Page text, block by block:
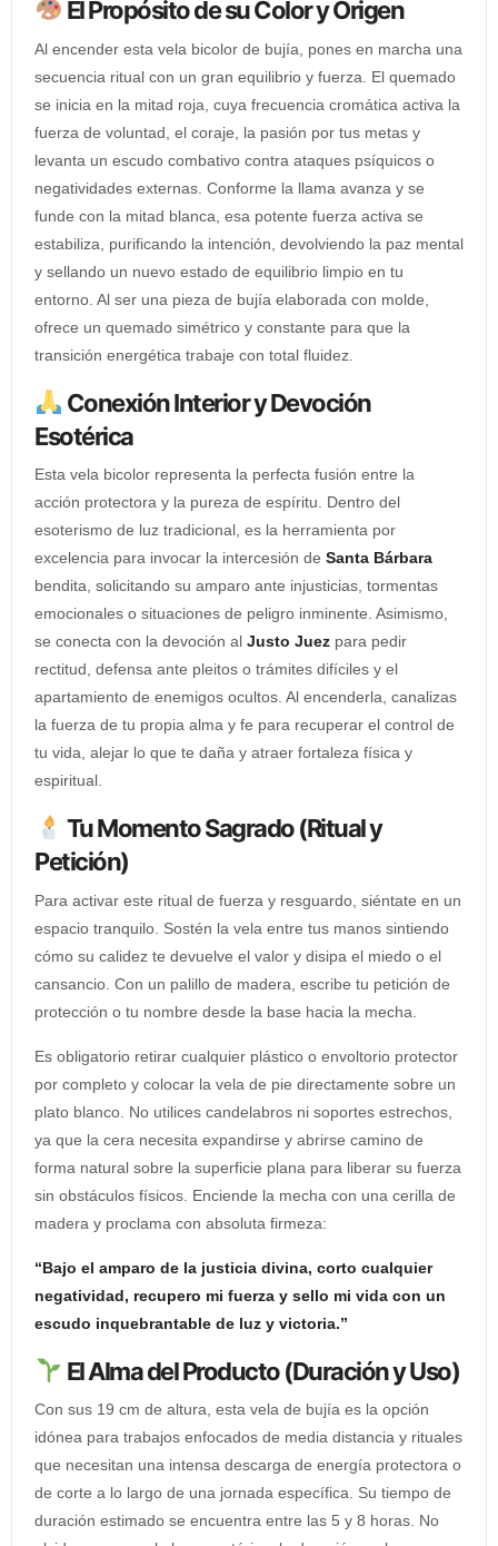
El Propósito de su Color y Origen
Al encender esta vela bicolor de bujía, pones en marcha una
secuencia ritual con un gran equilibrio y fuerza. El quemado
se inicia en la mitad roja, cuya frecuencia cromática activa la
fuerza de voluntad, el coraje, la pasión por tus metas y
levanta un escudo combativo contra ataques psíquicos o
negatividades externas. Conforme la llama avanza y se
funde con la mitad blanca, esa potente fuerza activa se
estabiliza, purificando la intención, devolviendo la paz mental
y sellando un nuevo estado de equilibrio limpio en tu
entorno. Al ser una pieza de bujía elaborada con molde,
ofrece un quemado simétrico y constante para que la
transición energética trabaje con total fluidez.
Conexión Interior y Devoción
Esotérica
Esta vela bicolor representa la perfecta fusión entre la
acción protectora y la pureza de espíritu. Dentro del
esoterismo de luz tradicional, es la herramienta por
excelencia para invocar la intercesión de Santa Bárbara
bendita, solicitando su amparo ante injusticias, tormentas
emocionales o situaciones de peligro inminente. Asimismo,
se conecta con la devoción al Justo Juez para pedir
rectitud, defensa ante pleitos o trámites difíciles y el
apartamiento de enemigos ocultos. Al encenderla, canalizas
la fuerza de tu propia alma y fe para recuperar el control de
tu vida, alejar lo que te daña y atraer fortaleza física y
espiritual.
Tu Momento Sagrado (Ritual y
Petición)
Para activar este ritual de fuerza y resguardo, siéntate en un
espacio tranquilo. Sostén la vela entre tus manos sintiendo
cómo su calidez te devuelve el valor y disipa el miedo o el
cansancio. Con un palillo de madera, escribe tu petición de
protección o tu nombre desde la base hacia la mecha.
Es obligatorio retirar cualquier plástico o envoltorio protector
por completo y colocar la vela de pie directamente sobre un
plato blanco. No utilices candelabros ni soportes estrechos,
ya que la cera necesita expandirse y abrirse camino de
forma natural sobre la superficie plana para liberar su fuerza
sin obstáculos físicos. Enciende la mecha con una cerilla de
madera y proclama con absoluta firmeza:
“Bajo el amparo de la justicia divina, corto cualquier
negatividad, recupero mi fuerza y sello mi vida con un
escudo inquebrantable de luz y victoria.”
El Alma del Producto (Duración y Uso)
Con sus 19 cm de altura, esta vela de bujía es la opción
idónea para trabajos enfocados de media distancia y rituales
que necesitan una intensa descarga de energía protectora o
de corte a lo largo de una jornada específica. Su tiempo de
duración estimado se encuentra entre las 5 y 8 horas. No